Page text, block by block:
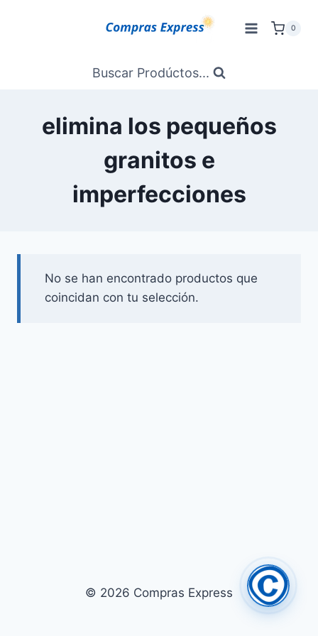
0
Buscar Prodúctos...
elimina los pequeños
granitos e
imperfecciones
No se han encontrado productos que
coincidan con tu selección.
© 2026 Compras Express